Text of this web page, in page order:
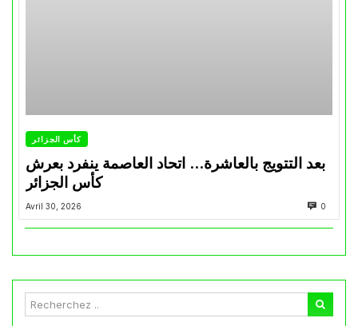
كأس الجزائر
بعد التتويج بالعاشرة… اتحاد العاصمة ينفرد بعرش
كأس الجزائر
Avril 30, 2026 0